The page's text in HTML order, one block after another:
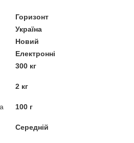
Горизонт
Україна
Новий
Електронні
300 кг
2 кг
100 г
Середній